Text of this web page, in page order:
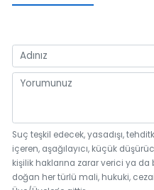
Suç teşkil edecek, yasadışı,
içeren, aşağılayıcı, küçük
kişilik haklarına zarar verici ya
doğan her türlü mali, hukuki,